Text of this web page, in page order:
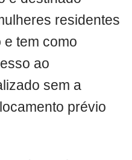
residentes
e tem como
ao
sem a
prévio